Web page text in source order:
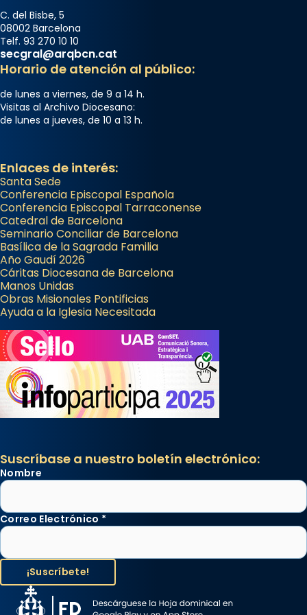
C. del Bisbe, 5
08002 Barcelona
Telf. 93 270 10 10
secgral@arqbcn.cat
Horario de atención al público:
de lunes a viernes, de 9 a 14 h.
Visitas al Archivo Diocesano:
de lunes a jueves, de 10 a 13 h.
Enlaces de interés:
Santa Sede
Conferencia Episcopal Española
Conferencia Episcopal Tarraconense
Catedral de Barcelona
Seminario Conciliar de Barcelona
Basílica de la Sagrada Familia
Año Gaudí 2026
Cáritas Diocesana de Barcelona
Manos Unidas
Obras Misionales Pontificias
Ayuda a la Iglesia Necesitada
Suscríbase a nuestro boletín electrónico:
Nombre
Correo Electrónico *